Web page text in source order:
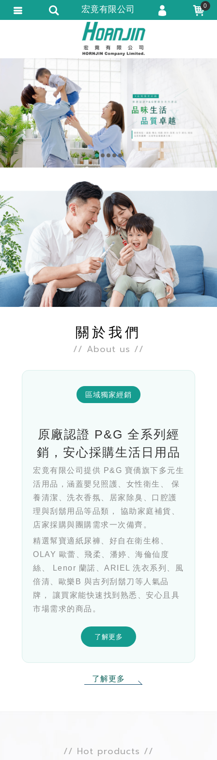
1 2 3 4 5
關於我們
// About us //
區域獨家經銷
原廠認證 P&G 全系列經
銷，安心採購生活日用品
宏竟有限公司提供 P&G 寶僑旗下多元生
活用品，涵蓋嬰兒照護、女性衛生、 保
養清潔、洗衣香氛、居家除臭、口腔護
理與刮鬍用品等品類， 協助家庭補貨、
店家採購與團購需求一次備齊。
精選幫寶適紙尿褲、好自在衛生棉、
OLAY 歐蕾、飛柔、潘婷、海倫仙度
絲、 Lenor 蘭諾、ARIEL 洗衣系列、風
倍清、歐樂B 與吉列刮鬍刀等人氣品
牌， 讓買家能快速找到熟悉、安心且具
市場需求的商品。
了解更多
了解更多
// Hot products //
宏竟有限公司 0
會員登入
會員註冊
訂單查詢
匯款通知